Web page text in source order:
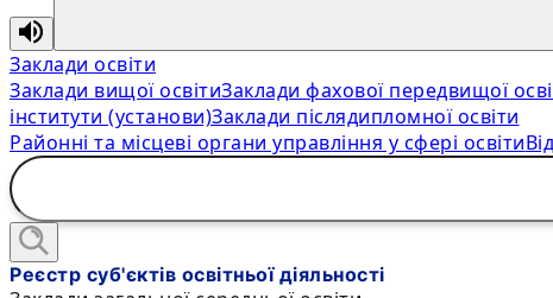
Заклади освіти
Заклади вищої освітиЗаклади фахової передвищої
інститути (установи)Заклади післядипломної освіти
Районні та місцеві органи управління у сфері освіти
Реєстр суб'єктів освітньої діяльності